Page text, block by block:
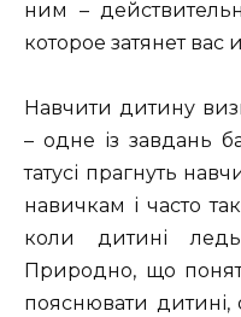
ним –
которое затянет
Навчити дитину
– одне із завдань
татусі прагнуть
навичкам і часто
коли дитині
Природно, що
пояснювати дитині,